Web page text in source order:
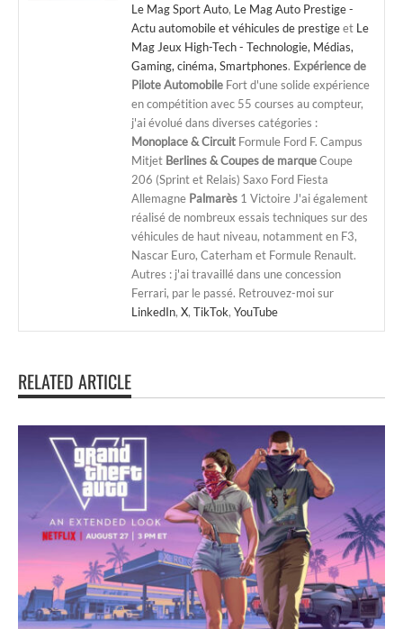
Le Mag Sport Auto, Le Mag Auto Prestige -
Actu automobile et véhicules de prestigeet Le
Mag Jeux High-Tech - Technologie, Médias,
Gaming, cinéma, Smartphones. Expérience de
Pilote Automobile Fort d'une solide expérience
en compétition avec 55 courses au compteur,
j'ai évolué dans diverses catégories :
Monoplace & Circuit Formule Ford F. Campus
Mitjet Berlines & Coupes de marqueCoupe
206 (Sprint et Relais) Saxo Ford Fiesta
Allemagne Palmarès 1 Victoire J'ai également
réalisé de nombreux essais techniques sur des
véhicules de haut niveau, notamment en F3,
Nascar Euro, Caterham et Formule Renault.
Autres : j'ai travaillé dans une concession
Ferrari, par le passé. Retrouvez-moi sur
LinkedIn, X, TikTok, YouTube
RELATED ARTICLE